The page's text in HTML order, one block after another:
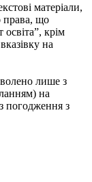
матеріали,
права, що
крім
на
лише з
на
погодження з